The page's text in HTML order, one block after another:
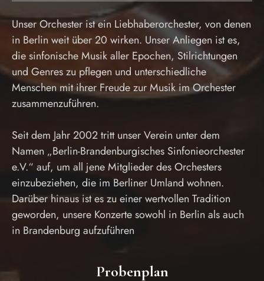
Unser Orchester ist ein Liebhaberorchester, von denen
in Berlin weit über 20 wirken. Unser Anliegen ist es,
die sinfonische Musik aller Epochen, Stilrichtungen
und Genres zu pflegen und unterschiedliche
Menschen mit ihrer Freude zur Musik im Orchester
zusammenzuführen.
Seit dem Jahr 2002 tritt unser Verein unter dem
Namen „Berlin-Brandenburgisches Sinfonieorchester
e.V.“ auf, um all jene Mitglieder des Orchesters
einzubeziehen, die im Berliner Umland wohnen.
Darüber hinaus ist es zu einer wertvollen Tradition
geworden, unsere Konzerte sowohl in Berlin als auch
in Brandenburg aufzuführen
Probenplan